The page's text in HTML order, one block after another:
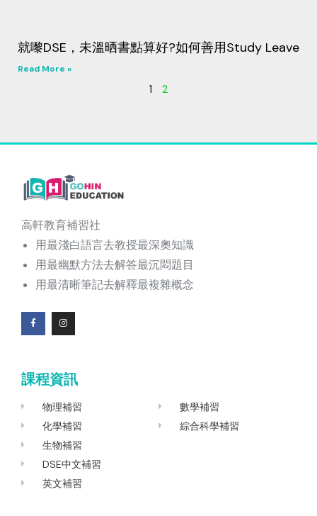
就嚟DSE，未溫晒書點算好?如何善用Study Leave
Read More »
1 2
高軒教育補習社
用最淺白語言去教授最深奧知識
用最幽默方法去解答最沉悶題目
用最清晰筆記去解釋最複雜概念
F
a
o
o
I
n
g
r
a
課程資訊
物理補習
化學補習
生物補習
DSE中文補習
英文補習
數學補習
綜合科學補習